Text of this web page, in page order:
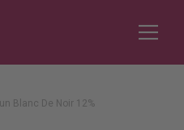
Blanc De Noir 12%